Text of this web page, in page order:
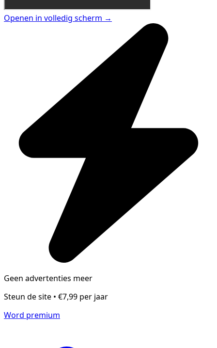
Openen in volledig scherm →
Geen advertenties meer
Steun de site • €7,99 per jaar
Word premium